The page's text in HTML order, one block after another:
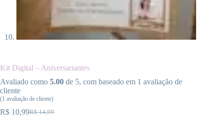
Kit Digital – Aniversariantes
Avaliado como 5.00 de 5, com baseado em 1 avaliação de
cliente
(1 avaliação de cliente)
R$14,99
O
R$ 10,99O